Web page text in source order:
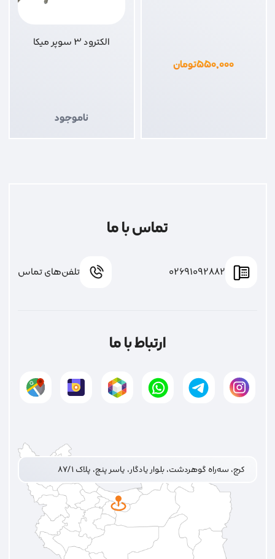
۵۵۰,۰۰۰تومان
الکترود 3 سوپر میکا
ناموجود
تماس با ما
02691092882 تلفن‌های تماس
ارتباط با ما
کرج، سه‌راه گوهردشت، بلوار یادگار، یاسر پنج، پلاک ۸۷/۱